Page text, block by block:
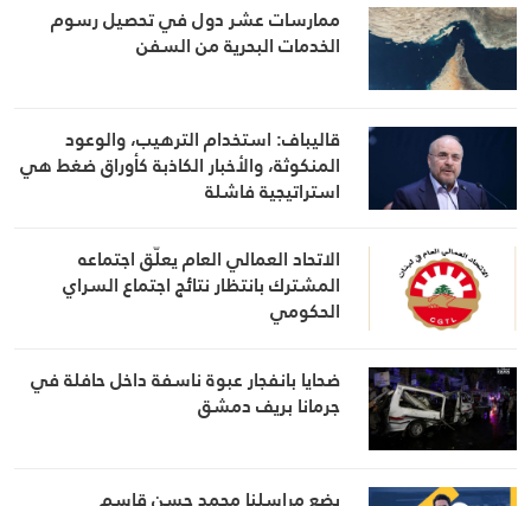
ممارسات عشر دول في تحصيل رسوم
الخدمات البحرية من السفن
قاليباف: استخدام الترهيب، والوعود
المنكوثة، والأخبار الكاذبة كأوراق ضغط هي
استراتيجية فاشلة
الاتحاد العمالي العام يعلّق اجتماعه
المشترك بانتظار نتائج اجتماع السراي
الحكومي
ضحايا بانفجار عبوة ناسفة داخل حافلة في
جرمانا بريف دمشق